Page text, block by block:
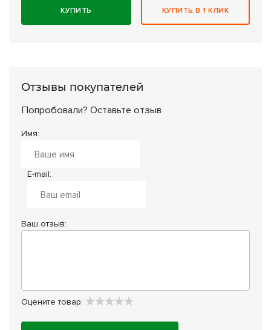
КУПИТЬ КУПИТЬ В 1 КЛИК
Отзывы покупателей
Попробовали? Оставьте отзыв
Имя:
E-mail:
Ваш отзыв:
Оцените товар: